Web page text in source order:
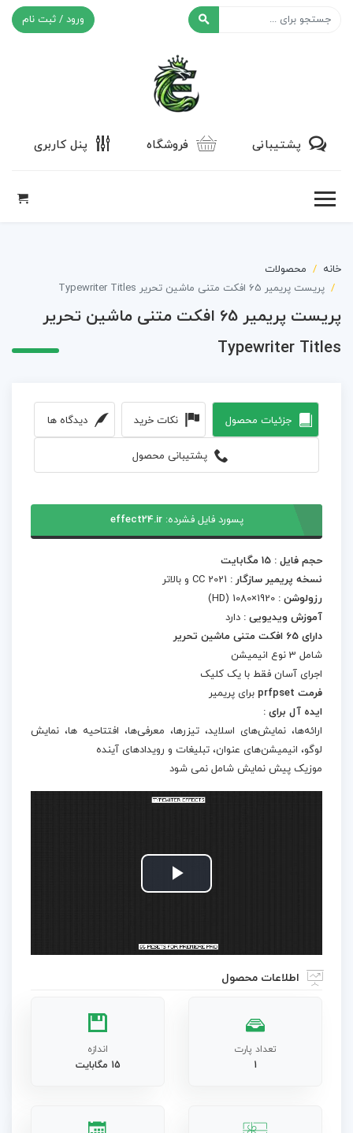
ورود / ثبت نام
پشتیبانی فروشگاه پنل کاربری
خانه
محصولات
پریست پریمیر 65 افکت متنی ماشین تحریر Typewriter Titles
پریست پریمیر 65 افکت متنی ماشین تحریر
Typewriter Titles
جزئیات محصول نکات خرید دیدگاه ها
پشتیبانی محصول
پسورد فایل فشرده:effect24.ir
حجم فایل : 15 مگابایت
نسخه پریمیر سازگار :
رزولوشن : 1920×1080 (HD)
آموزش ویدیویی : دارد
دارای 65 افکت متنی ماشین تحریر
شامل 3 نوع انیمیشن
اجرای آسان فقط با یک کلیک
فرمت prfpset
برای پریمیر
ایده آل برای :
ارائه‌ها، نمایش‌های اسلاید، تیزرها، معرفی‌ها، افتتاحیه ها، نمایش
لوگو، انیمیشن‌های عنوان، تبلیغات و رویدادهای آینده
موزیک پیش نمایش شامل نمی شود
Play
اطلاعات محصول
تعداد پارت
1
اندازه
15 مگابایت